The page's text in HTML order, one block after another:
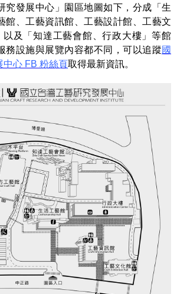
究發展中心」園區地圖如下，分成「生
館、工藝資訊館、工藝設計館、工藝文
及「知達工藝會館、行政大樓」等館
務設施與展覽內容都不同，可以追蹤國
中心 FB 粉絲頁取得最新資訊。